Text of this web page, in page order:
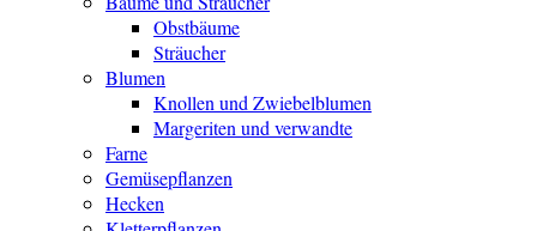
Obstbäume
Sträucher
Blumen
Knollen und Zwiebelblumen
Margeriten und verwandte
Farne
Gemüsepflanzen
Hecken